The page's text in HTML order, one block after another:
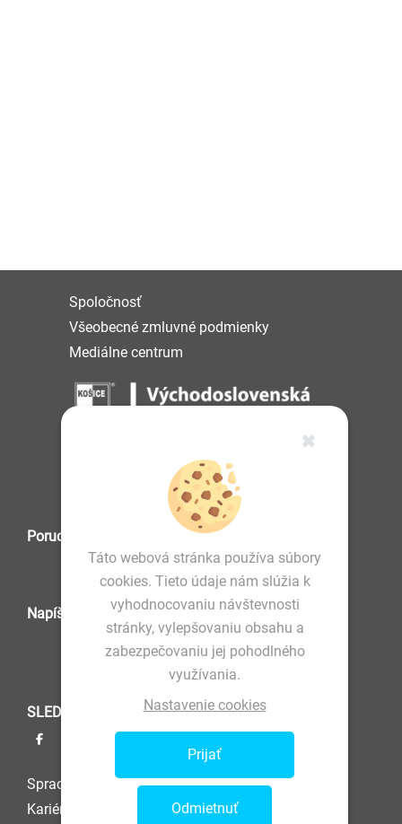
Spoločnosť
Všeobecné zmluvné podmienky
Mediálne centrum
IČO: 36 570 460
Poruchová služba
Napíšte nám
SLEDUJTE NÁS
Spracovanie osobných údajov
Kariéra
✖
Táto webová stránka používa súbory
cookies. Tieto údaje nám slúžia k
vyhodnocovaniu návštevnosti
stránky, vylepšovaniu obsahu a
zabezpečovaniu jej pohodlného
využívania.
Nastavenie cookies
Prijať
Odmietnuť